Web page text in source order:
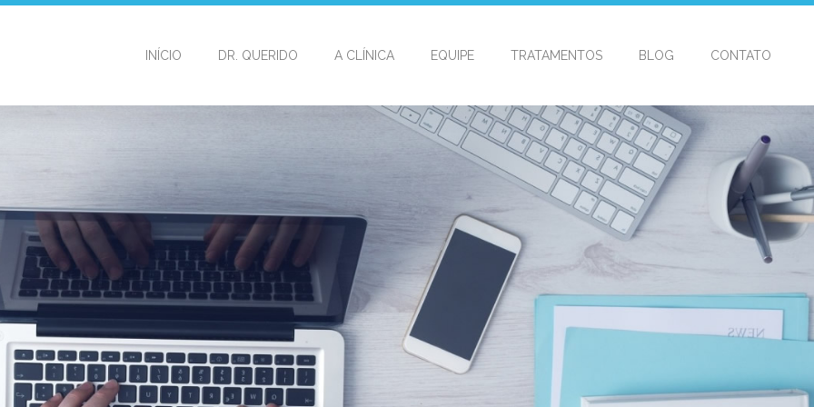
INÍCIO DR. QUERIDO A CLÍNICA EQUIPE TRATAMENTOS BLOG CONTATO